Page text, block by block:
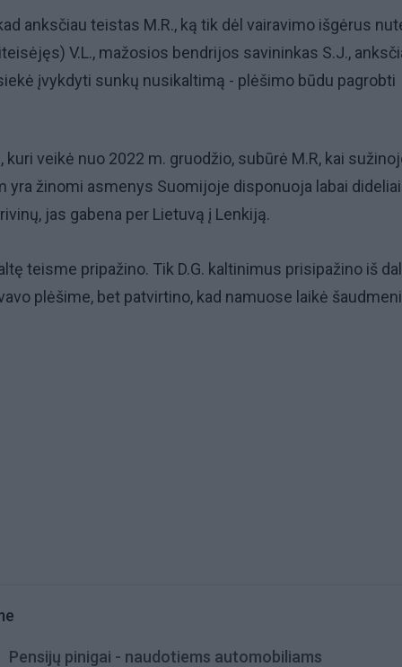
anksčiau teistas M.R., ką tik dėl vairavimo išgėrus
V.L., mažosios bendrijos savininkas S.J.,
įvykdyti sunkų nusikaltimą - plėšimo būdu pagrobti
kuri veikė nuo 2022 m. gruodžio, subūrė M.R, kai
yra žinomi asmenys Suomijoje disponuoja labai
jas gabena per Lietuvą į Lenkiją.
teisme pripažino. Tik D.G. kaltinimus prisipažino iš
plėšime, bet patvirtino, kad namuose laikė
Pensijų pinigai - naudotiems automobiliams